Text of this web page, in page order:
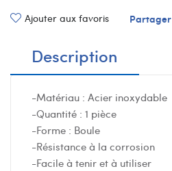
Ajouter aux favoris Partager
Description
-Matériau : Acier inoxydable
-Quantité : 1 pièce
-Forme : Boule
-Résistance à la corrosion
-Facile à tenir et à utiliser